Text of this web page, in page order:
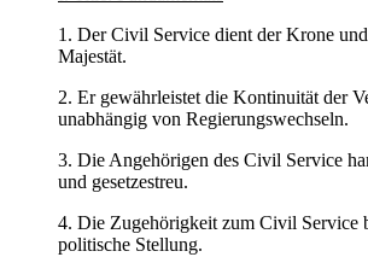
1. Der Civil Service dient der Krone
Majestät.
2. Er gewährleistet die Kontinuität der
unabhängig von Regierungswechseln.
3. Die Angehörigen des Civil Service
und gesetzestreu.
4. Die Zugehörigkeit zum Civil Service
politische Stellung.